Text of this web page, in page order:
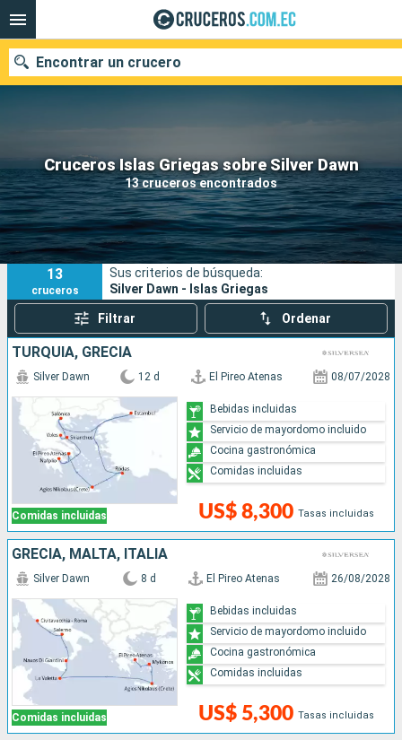
Cruceros Islas Griegas sobre Silver Dawn
13 cruceros encontrados
Encontrar un crucero
Nuestros destinos
Fecha de salida
Puertos Compañías
Buscar
13
cruceros
Sus criterios de búsqueda:
Silver Dawn - Islas Griegas
Filtrar Ordenar
TURQUÍA, GRECIA
Comidas incluidas
Silver Dawn 12 d El Pireo Atenas 08/07/2028
US$ 8,300 Tasas incluidas
Bebidas incluidas
Servicio de mayordomo incluido
Cocina gastronómica
Comidas incluidas
GRECIA, MALTA, ITALIA
Comidas incluidas
Silver Dawn 8 d El Pireo Atenas 26/08/2028
US$ 5,300 Tasas incluidas
Bebidas incluidas
Servicio de mayordomo incluido
Cocina gastronómica
Comidas incluidas